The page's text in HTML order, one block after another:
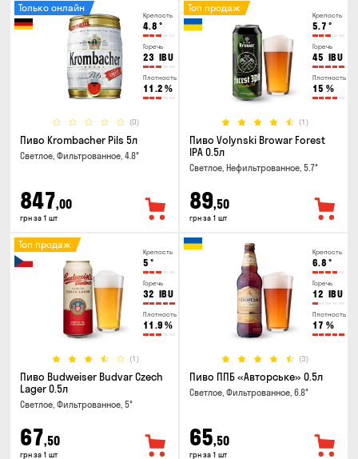
Крепость
4.8 °
Горечь
23 IBU
Плотность
11.2 %
(0)
Только онлайн
Пиво Krombacher Pils 5л
Светлое, Фильтрованное, 4.8°
847,00
грн за 1 шт
Крепость
5.7 °
Горечь
45 IBU
Плотность
15 %
(1)
Топ продаж
Пиво Volynski Browar Forest
IPA 0.5л
Светлое, Нефильтрованное, 5.7°
89,50
грн за 1 шт
Крепость
5 °
Горечь
32 IBU
Плотность
11.9 %
(1)
Топ продаж
Пиво Budweiser Budvar Czech
Lager 0.5л
Светлое, Фильтрованное, 5°
67,50
грн за 1 шт
Крепость
6.8 °
Горечь
12 IBU
Плотность
17 %
(3)
Пиво ППБ «Авторське» 0.5л
Светлое, Фильтрованное, 6.8°
65,50
грн за 1 шт